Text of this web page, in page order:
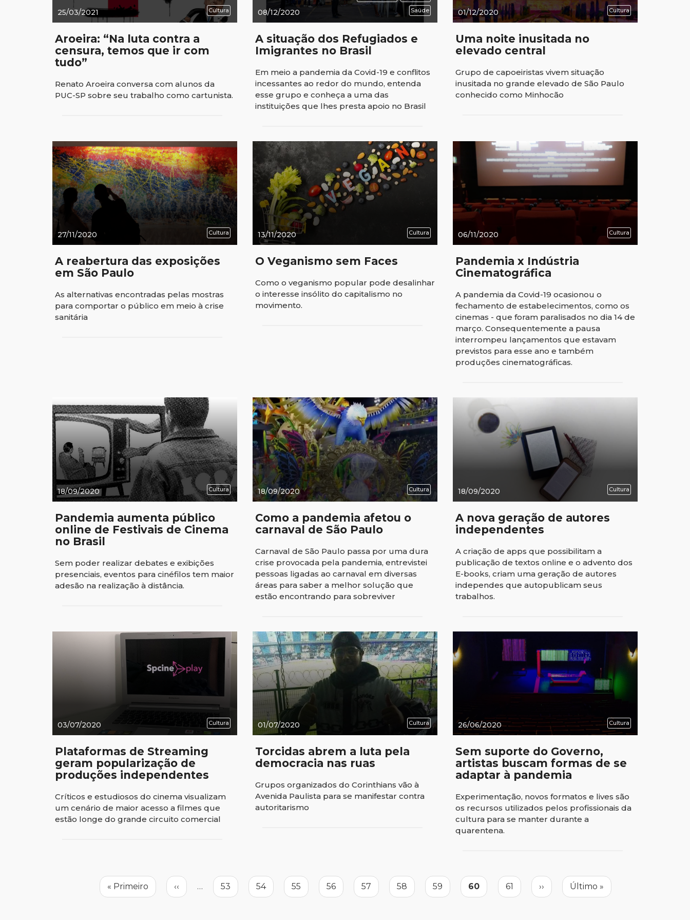
25/03/2021 Cultura
Aroeira: “Na luta contra a
censura, temos que ir com
tudo”
Renato Aroeira conversa com alunos da
PUC-SP sobre seu trabalho como cartunista.
08/12/2020
Saúde
A situação dos Refugiados e
Imigrantes no Brasil
Em meio a pandemia da Covid-19 e conflitos
incessantes ao redor do mundo, entenda
esse grupo e conheça a uma das
instituições que lhes presta apoio no Brasil
01/12/2020 Cultura
Uma noite inusitada no
elevado central
Grupo de capoeiristas vivem situação
inusitada no grande elevado de São Paulo
conhecido como Minhocão
27/11/2020 Cultura
A reabertura das exposições
em São Paulo
As alternativas encontradas pelas mostras
para comportar o público em meio à crise
sanitária
13/11/2020 Cultura
O Veganismo sem Faces
Como o veganismo popular pode desalinhar
o interesse insólito do capitalismo no
movimento.
06/11/2020 Cultura
Pandemia x Indústria
Cinematográfica
A pandemia da Covid-19 ocasionou o
fechamento de estabelecimentos, como os
cinemas - que foram paralisados no dia 14 de
março. Consequentemente a pausa
interrompeu lançamentos que estavam
previstos para esse ano e também
produções cinematográficas.
18/09/2020 Cultura
Pandemia aumenta público
online de Festivais de Cinema
no Brasil
Sem poder realizar debates e exibições
presenciais, eventos para cinéfilos tem maior
adesão na realização à distância.
18/09/2020 Cultura
Como a pandemia afetou o
carnaval de São Paulo
Carnaval de São Paulo passa por uma dura
crise provocada pela pandemia, entrevistei
pessoas ligadas ao carnaval em diversas
áreas para saber a melhor solução que
estão encontrando para sobreviver
18/09/2020 Cultura
A nova geração de autores
independentes
A criação de apps que possibilitam a
publicação de textos online e o advento dos
E-books, criam uma geração de autores
independes que autopublicam seus
trabalhos.
03/07/2020 Cultura
Plataformas de Streaming
geram popularização de
produções independentes
Críticos e estudiosos do cinema visualizam
um cenário de maior acesso a filmes que
estão longe do grande circuito comercial
01/07/2020 Cultura
Torcidas abrem a luta pela
democracia nas ruas
Grupos organizados do Corinthians vão à
Avenida Paulista para se manifestar contra
autoritarismo
26/06/2020 Cultura
Sem suporte do Governo,
artistas buscam formas de se
adaptar à pandemia
Experimentação, novos formatos e lives são
os recursos utilizados pelos profissionais da
cultura para se manter durante a
quarentena.
Paginação
Primeira
« Primeiro
Página
‹‹ … Page
53 Page
54 Page
55 Page
56 Page
57 Page
58 Page
59
Página
60 Page
61
Próxima
››
Última
Último »